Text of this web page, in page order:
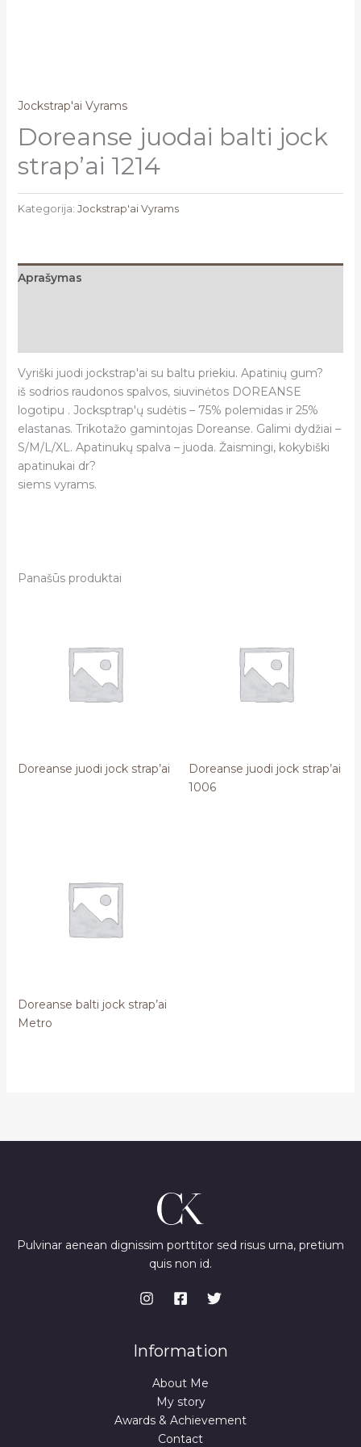
Jockstrap'ai Vyrams
Doreanse juodai balti jock
strap’ai 1214
Kategorija: Jockstrap'ai Vyrams
Aprašymas
Vyriški juodi jockstrap'ai su baltu priekiu. Apatinių gum?
iš sodrios raudonos spalvos, siuvinėtos DOREANSE
logotipu . Jocksptrap'ų sudėtis – 75% polemidas ir 25%
elastanas. Trikotažo gamintojas Doreanse. Galimi dydžiai –
S/M/L/XL. Apatinukų spalva – juoda. Žaismingi, kokybiški
apatinukai dr?
siems vyrams.
Panašūs produktai
Doreanse juodi jock strap’ai
Doreanse juodi jock strap’ai
1006
Doreanse balti jock strap’ai
Metro
Pulvinar aenean dignissim porttitor sed risus urna, pretium
quis non id.
Information
About Me
My story
Awards & Achievement
Contact